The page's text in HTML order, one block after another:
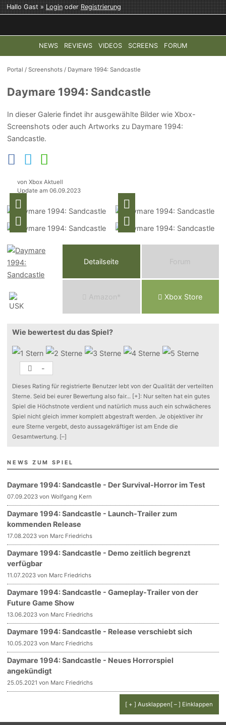
Hallo Gast »LoginoderRegistrierung
NEWS REVIEWS VIDEOS SCREENS FORUM
TOP-THEMEN: COD: MODERN WARFARE 4 HALO:
Portal /Screenshots / Daymare 1994: Sandcastle
Daymare 1994: Sandcastle
In dieser Galerie findet ihr ausgewählte Bilder wie Xbox-
Screenshots oder auch Artworks zu Daymare 1994:
Sandcastle.
von Xbox Aktuell
Update am 06.09.2023
Detailseite Forum
Ama o n* Xbox Store
Wie bewertest du das Spiel?
-
Dieses Rating für registrierte Benutzer lebt von der Qualität der verteilten
Sterne. Seid bei eurer Bewertung also fair... [+] : Nur selten hat ein gutes
Spiel die Höchstnote verdient und natürlich muss auch ein schwächeres
Spiel nicht gleich immer komplett abgestraft werden. Je objektiver ihr
eure Sterne vergebt, desto aussagekräftiger ist am Ende die
Gesamtwertung. [–]
NEWS ZUM SPIEL
Daymare 1994: Sandcastle - Der Survival-Horror im Test
07.09.2023 von Wolfgang Kern
Daymare 1994: Sandcastle - Launch-Trailer zum
kommenden Release
17.08.2023 von Marc Friedrichs
Daymare 1994: Sandcastle - Demo zeitlich begrenzt
verfügbar
11.07.2023 von Marc Friedrichs
Daymare 1994: Sandcastle - Gameplay-Trailer von der
Future Game Show
13.06.2023 von Marc Friedrichs
Daymare 1994: Sandcastle - Release verschiebt sich
10.05.2023 von Marc Friedrichs
Daymare 1994: Sandcastle - Neues Horrorspiel
angekündigt
25.05.2021 von Marc Friedrichs
[ + ] Ausklappen[ – ] Einklappen